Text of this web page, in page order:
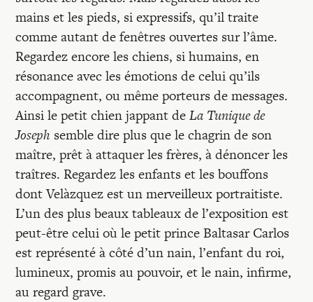
mains et les pieds, si expressifs, qu’il traite
comme autant de fenêtres ouvertes sur l’âme.
Regardez encore les chiens, si humains, en
résonance avec les émotions de celui qu’ils
accompagnent, ou même porteurs de messages.
Ainsi le petit chien jappant deLa Tunique de
Joseph semble dire plus que le chagrin de son
maître, prêt à attaquer les frères, à dénoncer les
traîtres. Regardez les enfants et les bouffons
dont Velàzquez est un merveilleux portraitiste.
L’un des plus beaux tableaux de l’exposition est
peut-être celui où le petit prince Baltasar Carlos
est représenté à côté d’un nain, l’enfant du roi,
lumineux, promis au pouvoir, et le nain, infirme,
au regard grave.